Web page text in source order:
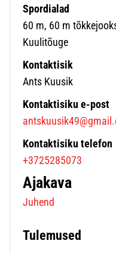
Spordialad
60 m, 60 m
Kuulitõuge
Kontaktisik
Ants Kuusik
Kontaktisiku e-post
Kontaktisiku telefon
+3725285073
Ajakava
Juhend
Tulemused